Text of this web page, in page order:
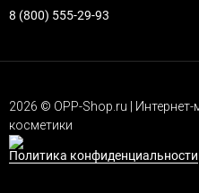
8 (800) 555-29-93
2026 © OPP-Shop.ru |
косметики
Политика конфиденциальности